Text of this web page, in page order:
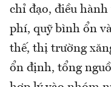
chỉ đạo, điều hành
phí, quỹ bình ổn
thế, thị trường
ổn định, tổng